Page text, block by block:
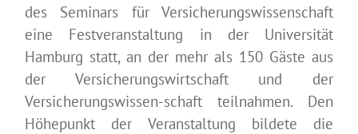
des Seminars für Versicherungswissenschaft
eine Festveranstaltung in der Universität
Hamburg statt, an der mehr als 150 Gäste aus
der Versicherungswirtschaft und der
Versicherungswissen-schaft teilnahmen. Den
Höhepunkt der Veranstaltung bildete die